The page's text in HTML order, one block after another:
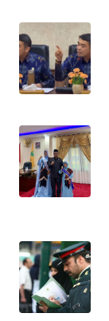
INFO
IKLAN
TENTANG
PEDOMAN
MEDIA
SIBER
KARIR
DISCLAIMER